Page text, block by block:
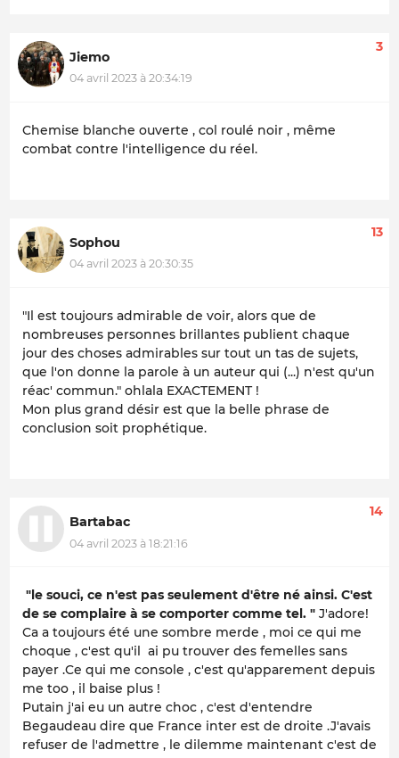
Jiemo
04 avril 2023 à 20:34:19
3
Chemise blanche ouverte , col roulé noir , même
combat contre l'intelligence du réel.
Sophou
04 avril 2023 à 20:30:35
13
"Il est toujours admirable de voir, alors que de
nombreuses personnes brillantes publient chaque
jour des choses admirables sur tout un tas de sujets,
que l'on donne la parole à un auteur qui (...) n'est qu'un
réac' commun." ohlala EXACTEMENT !
Mon plus grand désir est que la belle phrase de
conclusion soit prophétique.
Bartabac
04 avril 2023 à 18:21:16
14
"le souci, ce n'est pas seulement d'être né ainsi. C'est
de se complaire à se comporter comme tel. " J'adore!
Ca a toujours été une sombre merde , moi ce qui me
choque , c'est qu'il ai pu trouver des femelles sans
payer .Ce qui me console , c'est qu'apparement depuis
me too , il baise plus !
Putain j'ai eu un autre choc , c'est d'entendre
Begaudeau dire que France inter est de droite .J'avais
refuser de l'admettre , le dilemme maintenant c'est de